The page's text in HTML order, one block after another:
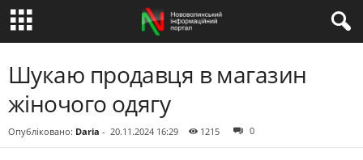
Шукаю продавця в магазин
жіночого одягу
Опубліковано: Daria - 20.11.2024 16:29 1215 0